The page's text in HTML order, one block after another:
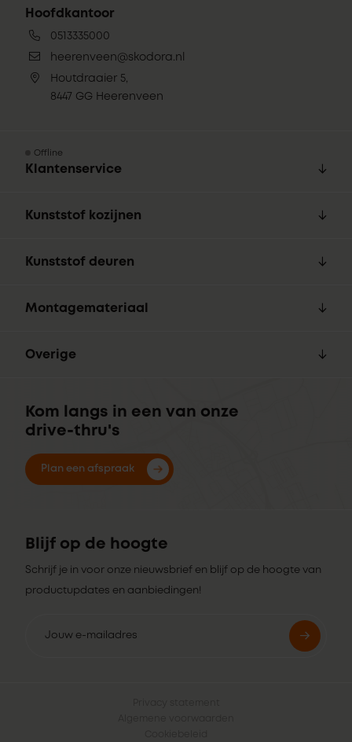
Hoofdkantoor
0513335000
heerenveen@skodora.nl
Houtdraaier 5,
8447 GG Heerenveen
Offline
Klantenservice
Kunststof kozijnen
Kunststof deuren
Montagemateriaal
Overige
Kom langs in een van onze
drive-thru's
Plan een afspraak
Blijf op de hoogte
Schrijf je in voor onze nieuwsbrief en blijf op de hoogte van
productupdates en aanbiedingen!